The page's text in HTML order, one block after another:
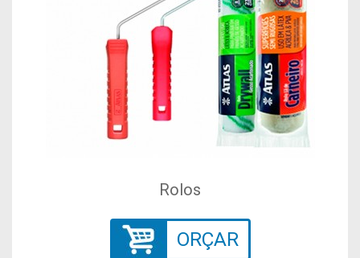
Rolos
ORÇAR